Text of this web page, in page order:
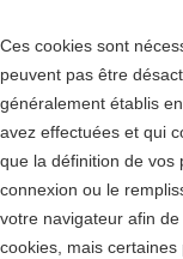
Ces cookies sont
peuvent pas être
généralement établis
avez effectuées et qui
que la définition de vos
connexion ou le
votre navigateur afin
cookies, mais